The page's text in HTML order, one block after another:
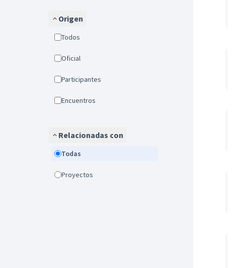
Origen
Todos
Oficial
Participantes
Encuentros
Relacionadas con
Todas
Proyectos